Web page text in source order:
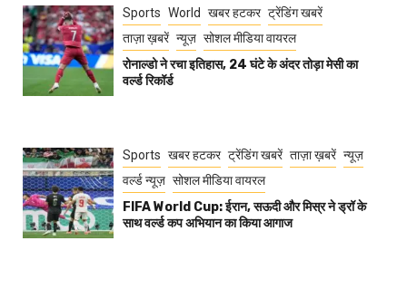
Sports World खबर हटकर ट्रेंडिंग खबरें
ताज़ा ख़बरें न्यूज़ सोशल मीडिया वायरल
रोनाल्डो ने रचा इतिहास, 24 घंटे के अंदर तोड़ा मेसी का
वर्ल्ड रिकॉर्ड
Sports खबर हटकर ट्रेंडिंग खबरें ताज़ा ख़बरें न्यूज़
वर्ल्ड न्यूज़ सोशल मीडिया वायरल
FIFA World Cup: ईरान, सऊदी और मिस्र ने ड्रॉ के
साथ वर्ल्ड कप अभियान का किया आगाज